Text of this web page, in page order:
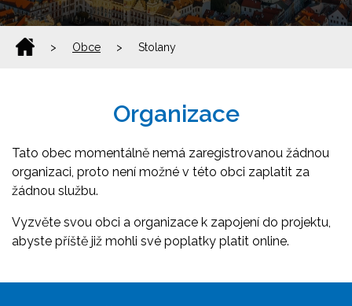
> Obce > Stolany
Organizace
Tato obec momentálně nemá zaregistrovanou žádnou
organizaci, proto není možné v této obci zaplatit za
žádnou službu.
Vyzvěte svou obci a organizace k zapojení do projektu,
abyste příště již mohli své poplatky platit online.